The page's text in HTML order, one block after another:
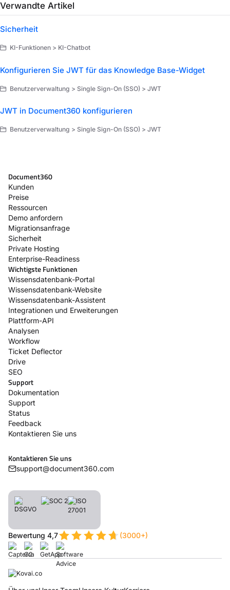
Verwandte Artikel
Sicherheit
KI-Funktionen > KI-Chatbot
Konfigurieren Sie JWT für das Knowledge Base-Widget
Benutzerverwaltung > Single Sign-On (SSO) > JWT
JWT in Document360 konfigurieren
Benutzerverwaltung > Single Sign-On (SSO) > JWT
Document360
Kunden
Preise
Ressourcen
Demo anfordern
Migrationsanfrage
Sicherheit
Private Hosting
Enterprise-Readiness
Wichtigste Funktionen
Wissensdatenbank-Portal
Wissensdatenbank-Website
Wissensdatenbank-Assistent
Integrationen und Erweiterungen
Plattform-API
Analysen
Workflow
Ticket Deflector
Drive
SEO
Support
Dokumentation
Support
Status
Feedback
Kontaktieren Sie uns
Kontaktieren Sie uns
support@document360.com
Bewertung 4,7 (3000+)